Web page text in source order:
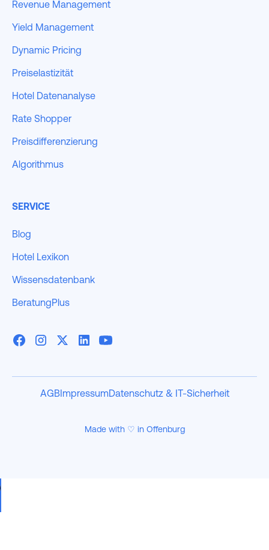
Revenue Management
Yield Management
Dynamic Pricing
Preiselastizität
Hotel Datenanalyse
Rate Shopper
Preisdifferenzierung
Algorithmus
SERVICE
Blog
Hotel Lexikon
Wissensdatenbank
BeratungPlus
Made with ♡ in Offenburg
AGBImpressumDatenschutz & IT-Sicherheit